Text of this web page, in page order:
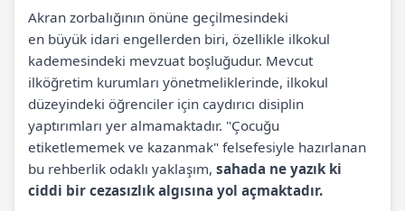
Akran zorbalığının önüne geçilmesindeki
en büyük idari engellerden biri, özellikle ilkokul
kademesindeki mevzuat boşluğudur. Mevcut
ilköğretim kurumları yönetmeliklerinde, ilkokul
düzeyindeki öğrenciler için caydırıcı disiplin
yaptırımları yer almamaktadır. "Çocuğu
etiketlememek ve kazanmak" felsefesiyle hazırlanan
bu rehberlik odaklı yaklaşım, sahada ne yazık ki
ciddi bir cezasızlık algısına yol açmaktadır.